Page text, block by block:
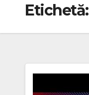
Etichetă: